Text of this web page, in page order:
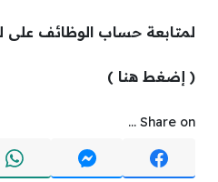
لمتابعة حساب الوظائف
( إضغط هنا )
Share on ...